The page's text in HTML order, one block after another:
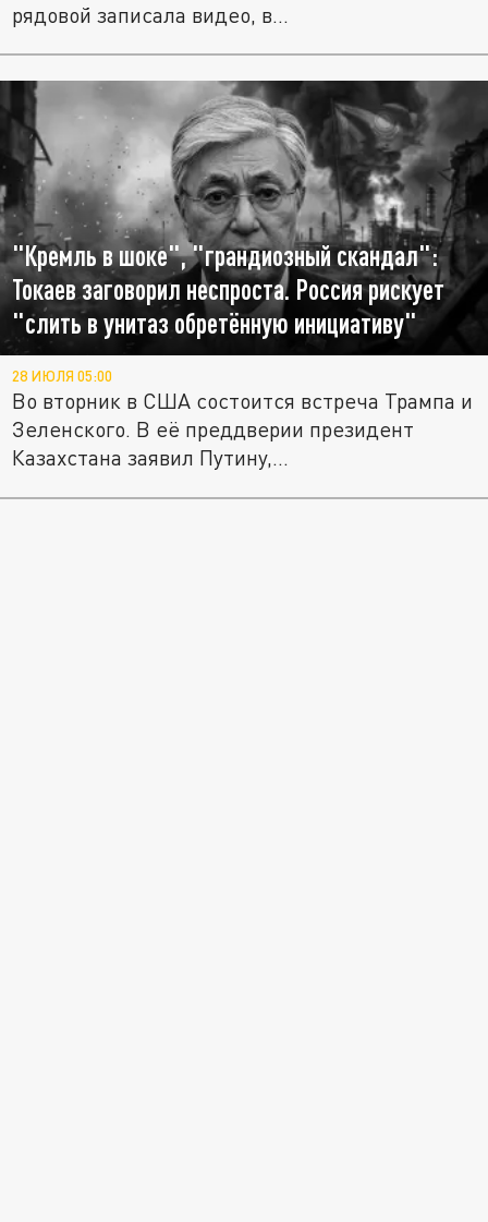
рядовой записала видео, в...
"Кремль в шоке", "грандиозный скандал":
Токаев заговорил неспроста. Россия рискует
"слить в унитаз обретённую инициативу"
28 ИЮЛЯ 05:00
Во вторник в США состоится встреча Трампа и
Зеленского. В её преддверии президент
Казахстана заявил Путину,...